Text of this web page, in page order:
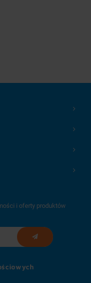
i oferty produktów